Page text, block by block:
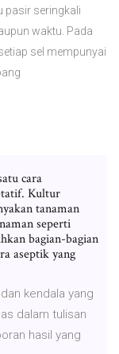
pasir seringkali
waktu. Pada
sel mempunyai
cara
Kultur
tanaman
seperti
bagian-bagian
aseptik yang
kendala yang
dalam tulisan
hasil yang